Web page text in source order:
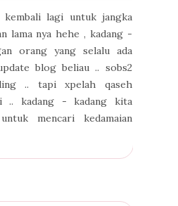
kembali lagi untuk jangka
lama nya hehe , kadang -
orang yang selalu ada
blog beliau .. sobs2
.. tapi xpelah qaseh
.. kadang - kadang kita
mencari kedamaian